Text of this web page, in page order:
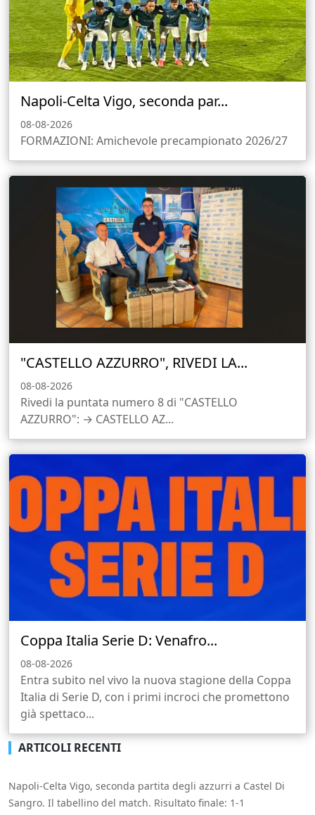
Napoli-Celta Vigo, seconda par...
08-08-2026
FORMAZIONI: Amichevole precampionato 2026/27
"CASTELLO AZZURRO", RIVEDI LA...
08-08-2026
Rivedi la puntata numero 8 di "CASTELLO
AZZURRO": → CASTELLO AZ...
Coppa Italia Serie D: Venafro...
08-08-2026
Entra subito nel vivo la nuova stagione della Coppa
Italia di Serie D, con i primi incroci che promettono
già spettaco...
ARTICOLI RECENTI
Napoli-Celta Vigo, seconda partita degli azzurri a Castel Di
Sangro. Il tabellino del match. Risultato finale: 1-1